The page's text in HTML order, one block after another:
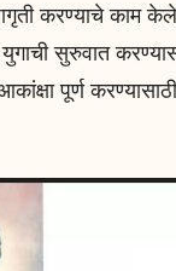
करण्याचे काम
सुरुवात
पूर्ण